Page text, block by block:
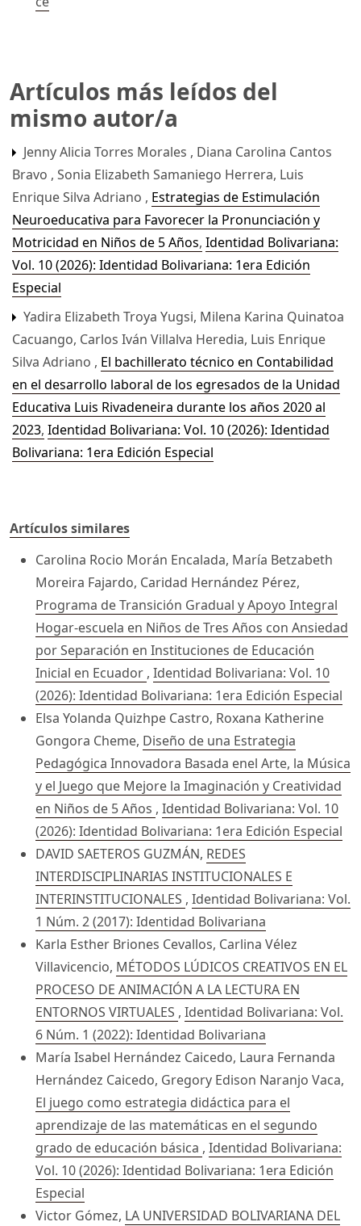
Artículos más leídos del
mismo autor/a
Jenny Alicia Torres Morales , Diana Carolina Cantos
Bravo , Sonia Elizabeth Samaniego Herrera, Luis
Enrique Silva Adriano , Estrategias de Estimulación
Neuroeducativa para Favorecer la Pronunciación y
Motricidad en Niños de 5 Años, Identidad Bolivariana:
Vol. 10 (2026): Identidad Bolivariana: 1era Edición
Especial
Yadira Elizabeth Troya Yugsi, Milena Karina Quinatoa
Cacuango, Carlos Iván Villalva Heredia, Luis Enrique
Silva Adriano , El bachillerato técnico en Contabilidad
en el desarrollo laboral de los egresados de la Unidad
Educativa Luis Rivadeneira durante los años 2020 al
2023, Identidad Bolivariana: Vol. 10 (2026): Identidad
Bolivariana: 1era Edición Especial
Artículos similares
Carolina Rocio Morán Encalada, María Betzabeth
Moreira Fajardo, Caridad Hernández Pérez,
Programa de Transición Gradual y Apoyo Integral
Hogar-escuela en Niños de Tres Años con Ansiedad
por Separación en Instituciones de Educación
Inicial en Ecuador , Identidad Bolivariana: Vol. 10
(2026): Identidad Bolivariana: 1era Edición Especial
Elsa Yolanda Quizhpe Castro, Roxana Katherine
Gongora Cheme, Diseño de una Estrategia
Pedagógica Innovadora Basada enel Arte, la Música
y el Juego que Mejore la Imaginación y Creatividad
en Niños de 5 Años , Identidad Bolivariana: Vol. 10
(2026): Identidad Bolivariana: 1era Edición Especial
DAVID SAETEROS GUZMÁN, REDES
INTERDISCIPLINARIAS INSTITUCIONALES E
INTERINSTITUCIONALES , Identidad Bolivariana: Vol.
1 Núm. 2 (2017): Identidad Bolivariana
Karla Esther Briones Cevallos, Carlina Vélez
Villavicencio, MÉTODOS LÚDICOS CREATIVOS EN EL
PROCESO DE ANIMACIÓN A LA LECTURA EN
ENTORNOS VIRTUALES , Identidad Bolivariana: Vol.
6 Núm. 1 (2022): Identidad Bolivariana
María Isabel Hernández Caicedo, Laura Fernanda
Hernández Caicedo, Gregory Edison Naranjo Vaca,
El juego como estrategia didáctica para el
aprendizaje de las matemáticas en el segundo
grado de educación básica , Identidad Bolivariana:
Vol. 10 (2026): Identidad Bolivariana: 1era Edición
Especial
Victor Gómez, LA UNIVERSIDAD BOLIVARIANA DEL